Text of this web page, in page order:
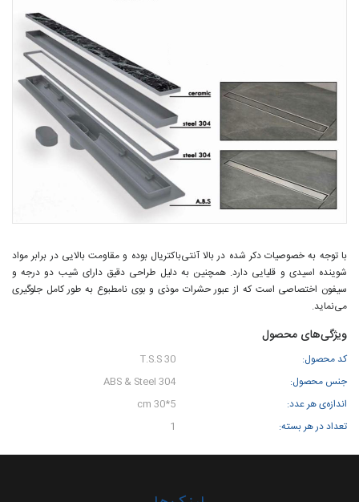
با توجه به خصوصیات دکر شده در بالا آنتی‌باکتریال بوده و مقاومت بالایی در برابر مواد
شوینده اسیدی و قلیایی دارد. همچنین به دلیل طراحی دقیق دارای شیب دو درجه و
سیفون اختصاصی است که از عبور حشرات موذی و بوی نامطبوع به طور کامل جلوگیری
می‌نماید.
ویژگی‌های محصول
کد محصول:
T.S.S 30
جنس محصول:
ABS & Steel 304
اندازه‌ی هر عدد:
5*30 cm
تعداد در هر بسته:
1